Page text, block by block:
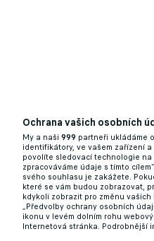
Související
Ochrana vašich osobních
My a naši 999 partneři ukládáme
identifikátory, ve vašem zařízení
povolíte sledovací technologie
zpracováváme údaje s tímto
svého souhlasu je zakážete.
které se vám budou zobrazovat,
kdykoli zobrazit pro změnu
„Předvolby ochrany osobních
ikonu v levém dolním rohu
Internetová stránka. Podrobnější